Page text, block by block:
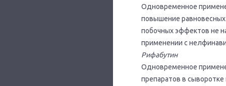
Одновременное
повышение равновесных
побочных эффектов не
применении с
Рифабутин
Одновременное
препаратов в